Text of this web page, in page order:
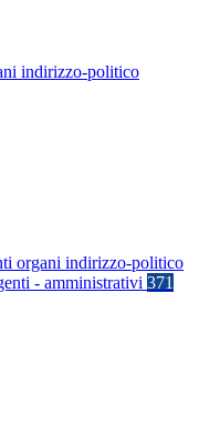
indirizzo-politico
organi indirizzo-politico
- amministrativi 371